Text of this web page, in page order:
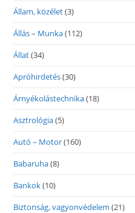
Állam, közélet(3)
Állás – Munka(112)
Állat(34)
Apróhirdetés(30)
Árnyékolástechnika(18)
Asztrológia(5)
Autó – Motor(160)
Babaruha(8)
Bankok(10)
Biztonság, vagyonvédelem (21)